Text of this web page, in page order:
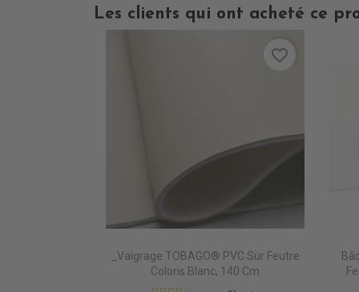
Les clients qui ont acheté ce
_Vaigrage TOBAGO® PVC Sur Feutre
Coloris Blanc, 140 Cm
favorite_border